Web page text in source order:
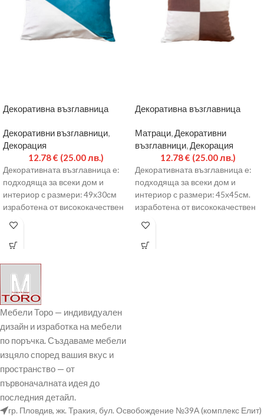
Декоративна възглавница
Декоративни възглавници,
Декорация
12.78€ (25.00 лв.)
Декоративната възглавница е:
подходяща за всеки дом и
интериор с размери: 49х30см
изработена от висококачествен
текстил има цип и лесно
Декоративна възглавница
Матраци,Декоративни
възглавници,Декорация
12.78€ (25.00 лв.)
Декоративната възглавница е:
подходяща за всеки дом и
интериор с размери: 45х45см.
изработена от висококачествен
текстил има цип и лесно
Мебели Торо — индивидуален
дизайн и изработка на мебели
по поръчка. Създаваме мебели
изцяло според вашия вкус и
пространство — от
първоначалната идея до
последния детайл.
гр. Пловдив, жк. Тракия, бул. Освобождение №39А (комплекс Елит)